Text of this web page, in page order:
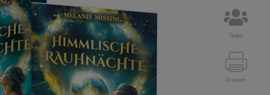
Teilen
Drucken